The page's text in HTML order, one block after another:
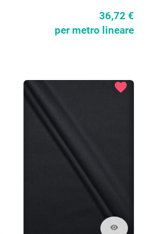
36,72 €
per metro lineare
visibility
favorite